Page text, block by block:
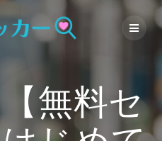
to
content
無料セ